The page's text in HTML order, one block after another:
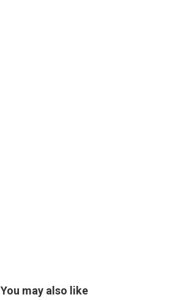
You may also like